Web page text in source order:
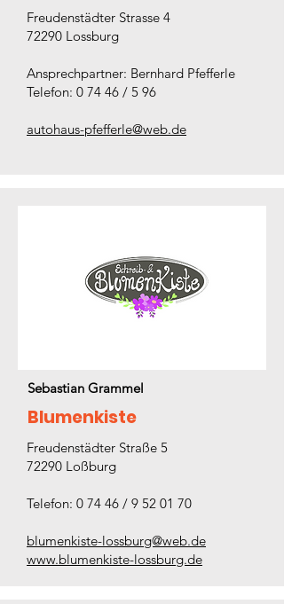
Freudenstädter Strasse 4
72290 Lossburg
Ansprechpartner: Bernhard Pfefferle
Telefon: 0 74 46 / 5 96
autohaus-pfefferle@web.de
Sebastian Grammel
Blumenkiste
Freudenstädter Straße 5
72290 Loßburg
Telefon: 0 74 46 / 9 52 01 70
blumenkiste-lossburg@web.de
www.blumenkiste-lossburg.de